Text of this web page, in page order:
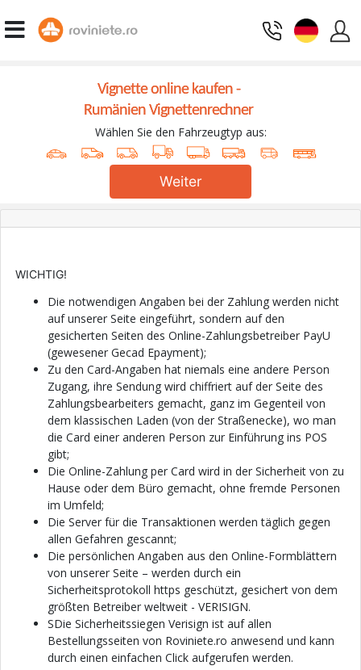
Vignette online kaufen -
Rumänien Vignettenrechner
Wählen Sie den Fahrzeugtyp aus:
Weiter
WICHTIG!
Die notwendigen Angaben bei der Zahlung werden nicht
auf unserer Seite eingeführt, sondern auf den
gesicherten Seiten des Online-Zahlungsbetreiber PayU
(gewesener Gecad Epayment);
Zu den Card-Angaben hat niemals eine andere Person
Zugang, ihre Sendung wird chiffriert auf der Seite des
Zahlungsbearbeiters gemacht, ganz im Gegenteil von
dem klassischen Laden (von der Straßenecke), wo man
die Card einer anderen Person zur Einführung ins POS
gibt;
Die Online-Zahlung per Card wird in der Sicherheit von zu
Hause oder dem Büro gemacht, ohne fremde Personen
im Umfeld;
Die Server für die Transaktionen werden täglich gegen
allen Gefahren gescannt;
Die persönlichen Angaben aus den Online-Formblättern
von unserer Seite – werden durch ein
Sicherheitsprotokoll https geschützt, gesichert von dem
größten Betreiber weltweit - VERISIGN.
SDie Sicherheitssiegen Verisign ist auf allen
Bestellungsseiten von Roviniete.ro anwesend und kann
durch einen einfachen Click aufgerufen werden.